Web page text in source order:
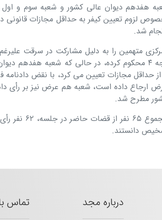
هفدهم دیوان عالی کشور و شعبه سوم و
لزوم تعیین کیفر به حداقل مجازات قانونی
شد.
متهمین را به دلیل مشارکت در سرقت
پنج سال و یک روز حبس تعزیری درجه ۴ محکوم کرده، در حالی که شعبه
حداقل مجازات تعیین می کرد، با نقض دادنامه
داده است، شعبه هم عرض نیز بر رأی
مطرح شد.
در نهایت پس از بحث و
دانستند.
درباره مجد تماس